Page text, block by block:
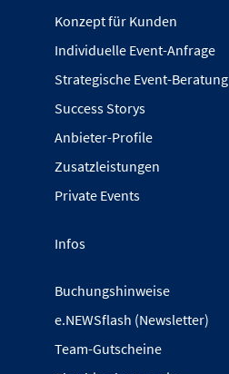
Konzept für Kunden
Individuelle Event-Anfrage
Strategische Event-Beratung
Success Storys
Anbieter-Profile
Zusatzleistungen
Private Events
Infos
Buchungshinweise
e.NEWSflash (Newsletter)
Team-Gutscheine